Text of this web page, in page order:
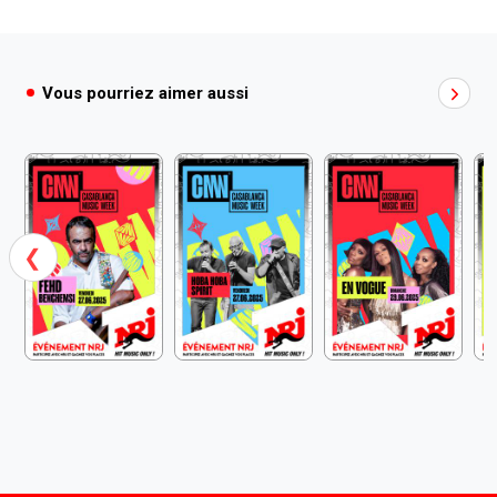
Vous pourriez aimer aussi